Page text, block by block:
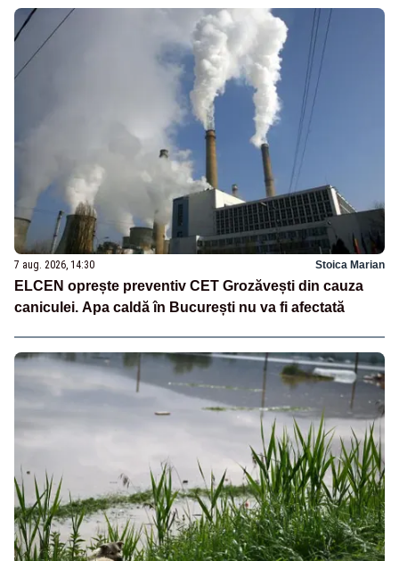
7 aug. 2026, 14:30 Stoica Marian
ELCEN oprește preventiv CET Grozăvești din cauza
caniculei. Apa caldă în București nu va fi afectată